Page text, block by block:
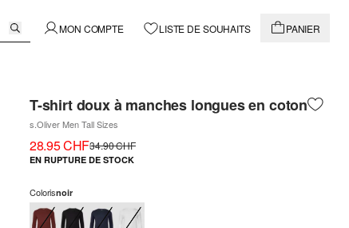
MON COMPTE LISTE DE SOUHAITS PANIER
T-shirt doux à manches longues en coton
s.Oliver Men Tall Sizes
28.95 CHF34.90 CHF
EN RUPTURE DE STOCK
Colorisnoir